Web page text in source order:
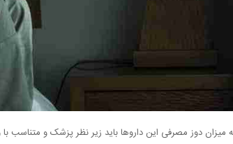
میزان دوز مصرفی این داروها باید زیر نظر پزشک و